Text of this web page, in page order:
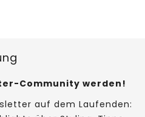
Community werden!
auf dem Laufenden: